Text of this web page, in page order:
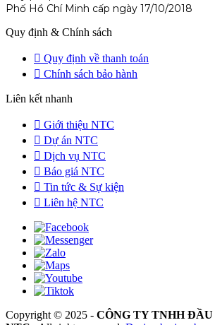
Phố Hồ Chí Minh cấp ngày 17/10/2018
Quy định & Chính sách
Quy định về thanh toán
Chính sách bảo hành
Liên kết nhanh
Giới thiệu NTC
Dự án NTC
Dịch vụ NTC
Báo giá NTC
Tin tức & Sự kiện
Liên hệ NTC
Copyright © 2025 - CÔNG TY TNHH